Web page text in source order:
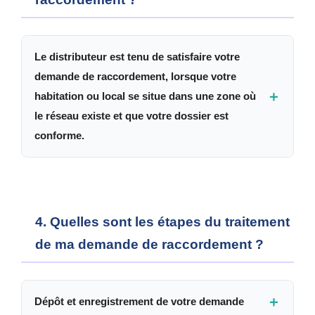
En basse pression : si la longueur est supérieure
à20 mètres.
En moyenne pression : si le débit horaire
maximum demandé est supérieur à25 Nm³/h
Le distributeur est tenu de satisfaire votre
demande de raccordement, lorsque votre
habitation ou local se situe dans une zone où
le réseau existe et que votre dossier est
conforme.
＋
4. Quelles sont les étapes du traitement
de ma demande de raccordement ?
Dépôt et enregistrement de votre demande ＋